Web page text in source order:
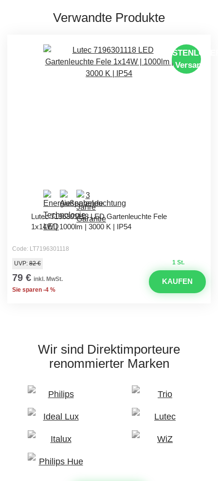
Verwandte Produkte
Versand
Lutec 7196301118 LED Gartenleuchte Fele
1x14W | 1000lm | 3000 K | IP54
Code: LT7196301118
1 St.
UVP: 82 €
79 € inkl. MwSt.
Sie sparen -4 %
KAUFEN
Wir sind Direktimporteure
renommierter Marken